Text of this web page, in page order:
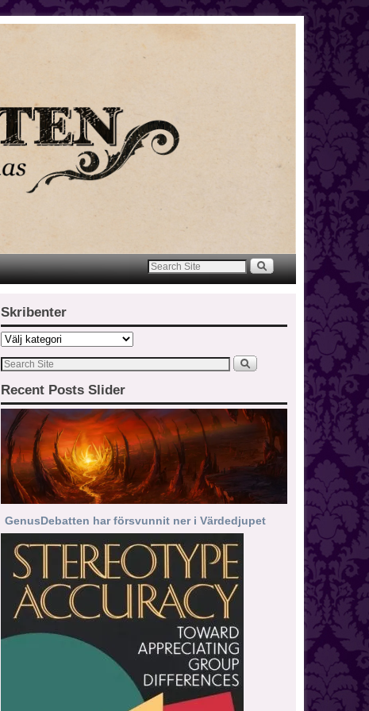
Skribenter
Recent Posts Slider
GenusDebatten har försvunnit ner i Värdedjupet